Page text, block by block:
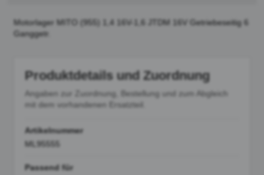
Motorlager MITO (955) 1,4 16V-1,6 JTDM 16V Getriebeseitig 6
Ganggetr.
Produktdetails und Zuordnung
Angaben zur Zuordnung, Bestellung und zum Abgleich
mit dem vorhandenen Ersatzteil.
Artikelnummer
ML95555
Passend für